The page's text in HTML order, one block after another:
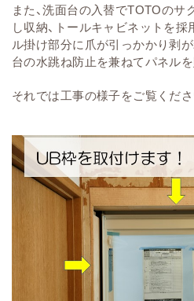
また、洗面台の入替でTOTOのサ
し収納、トールキャビネットを採
ル掛け部分に爪が引っかかり剥
台の水跳ね防止を兼ねてパネルを
それでは工事の様子をご覧くだ